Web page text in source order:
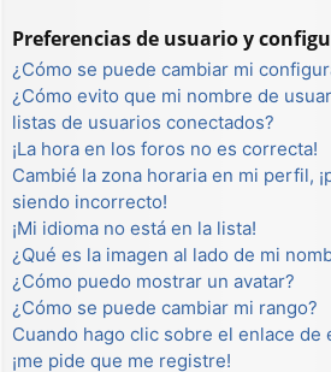
Preferencias de usuario y
¿Cómo se puede cambiar mi
¿Cómo evito que mi nombre de
listas de usuarios conectados?
¡La hora en los foros no es correcta!
Cambié la zona horaria en mi perfil,
siendo incorrecto!
¡Mi idioma no está en la lista!
¿Qué es la imagen al lado de mi
¿Cómo puedo mostrar un avatar?
¿Cómo se puede cambiar mi rango?
Cuando hago clic sobre el enlace de
¡me pide que me registre!